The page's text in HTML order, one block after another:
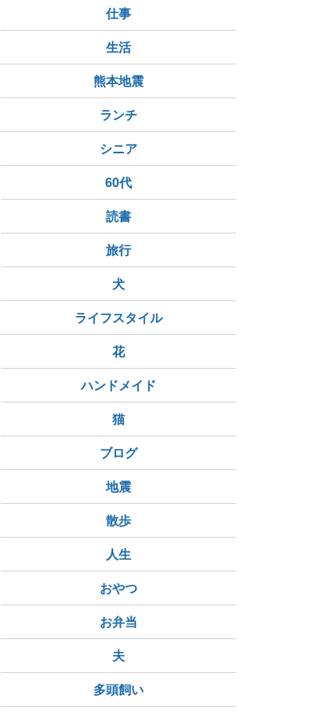
仕事
生活
熊本地震
ランチ
シニア
60代
読書
旅行
犬
ライフスタイル
花
ハンドメイド
猫
ブログ
地震
散歩
人生
おやつ
お弁当
夫
多頭飼い